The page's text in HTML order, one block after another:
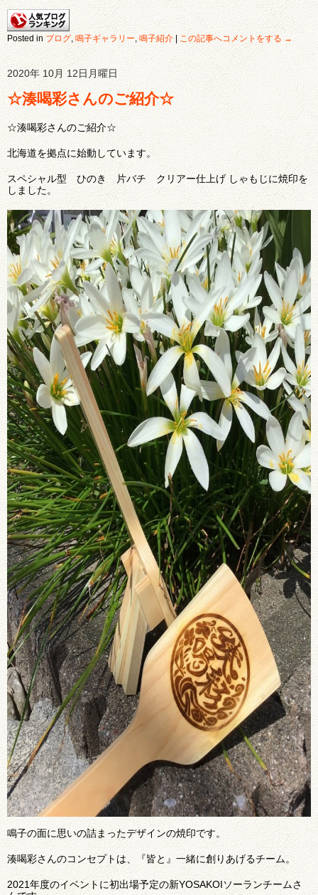
Posted in ブログ, 鳴子ギャラリー, 鳴子紹介 この記事へコメントをする →
2020年 10月 12日月曜日
☆湊喝彩さんのご紹介☆
☆湊喝彩さんのご紹介☆
北海道を拠点に始動しています。
スペシャル型 ひのき 片バチ クリアー仕上げ しゃもじに焼印を
しました。
鳴子の面に思いの詰まったデザインの焼印です。
湊喝彩さんのコンセプトは、『皆と』一緒に創りあげるチーム。
2021年度のイベントに初出場予定の新YOSAKOIソーランチームさ